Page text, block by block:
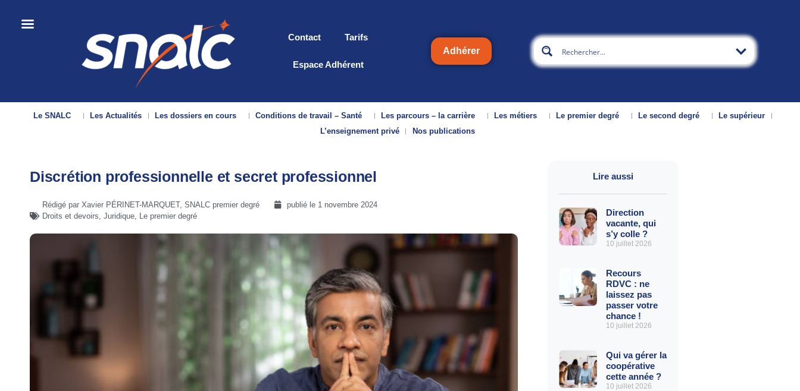
Contact Tarifs
Espace Adhérent
Adhérer
Le SNALC Les Actualités Les dossiers en cours Conditions de travail – Santé Les parcours – la carrière Les métiers Le premier degré Le second degré
Le supérieur
L’enseignement privé
Nos publications
Discrétion professionnelle et secret professionnel
Rédigé par Xavier PÉRINET-MARQUET, SNALC premier degré publié le 1 novembre 2024
Droits et devoirs, Juridique, Le premier degré
Lire aussi
Direction
vacante, qui
s’y colle ?
10 juillet 2026
Recours
RDVC : ne
laissez pas
passer votre
chance !
10 juillet 2026
Qui va gérer la
coopérative
cette année ?
10 juillet 2026